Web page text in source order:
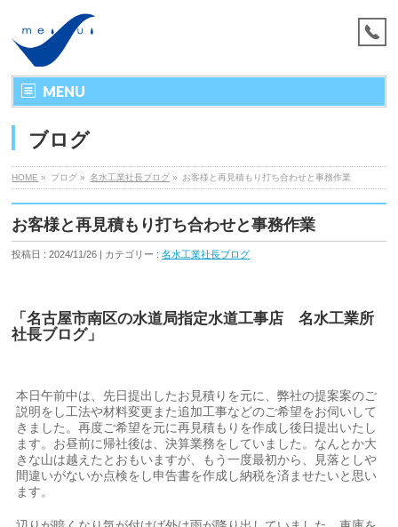
MENU
ブログ
HOME » ブログ » 名水工業社長ブログ » お客様と再見積もり打ち合わせと事務作業
お客様と再見積もり打ち合わせと事務作業
投稿日 : 2024/11/26 | カテゴリー :名水工業社長ブログ
「名古屋市南区の水道局指定水道工事店 名水工業所
社長ブログ」
本日午前中は、先日提出したお見積りを元に、弊社の提案案のご
説明をし工法や材料変更また追加工事などのご希望をお伺いして
きました。再度ご希望を元に再見積もりを作成し後日提出いたし
ます。お昼前に帰社後は、決算業務をしていました。なんとか大
きな山は越えたとおもいますが、もう一度最初から、見落としや
間違いがないか点検をし申告書を作成し納税を済ませたいと思い
ます。